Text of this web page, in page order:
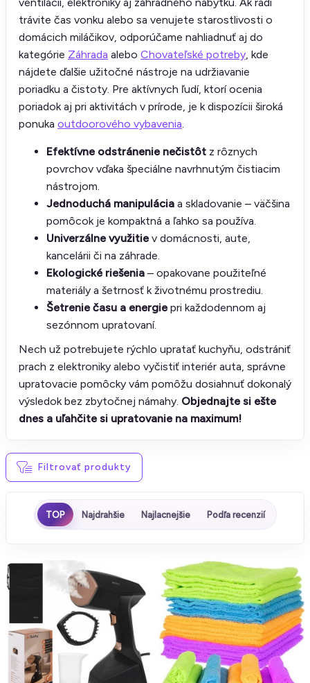
trávite čas vonku alebo sa venujete starostlivosti o
domácich miláčikov, odporúčame nahliadnuť aj do
kategórie Záhrada alebo Chovateľské potreby, kde
nájdete ďalšie užitočné nástroje na udržiavanie
poriadku a čistoty. Pre aktívnych ľudí, ktorí ocenia
poriadok aj pri aktivitách v prírode, je k dispozícii široká
ponuka outdoorového vybavenia.
Efektívne odstránenie nečistôt z rôznych
povrchov vďaka špeciálne navrhnutým čistiacim
nástrojom.
Jednoduchá manipulácia a skladovanie – väčšina
pomôcok je kompaktná a ľahko sa používa.
Univerzálne využitie v domácnosti, aute,
kancelárii či na záhrade.
Ekologické riešenia – opakovane použiteľné
materiály a šetrnosť k životnému prostrediu.
Šetrenie času a energie pri každodennom aj
sezónnom upratovaní.
Nech už potrebujete rýchlo upratať kuchyňu, odstrániť
prach z elektroniky alebo vyčistiť interiér auta, správne
upratovacie pomôcky vám pomôžu dosiahnuť dokonalý
výsledok bez zbytočnej námahy. Objednajte si ešte
dnes a uľahčite si upratovanie na maximum!
Filtrovať produkty
TOP Najdrahšie Najlacnejšie Podľa recenzií